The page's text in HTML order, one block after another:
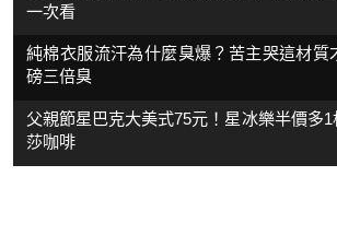
一次看
純棉衣服流汗為什麼臭爆？苦主哭這材
磅三倍臭
父親節星巴克大美式75元！星冰樂半價
莎咖啡